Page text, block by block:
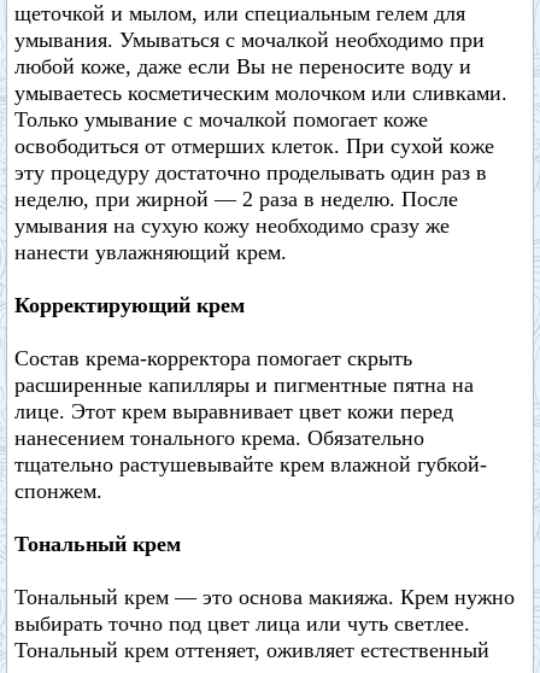
щеточкой и мылом, или специальным гелем для
умывания. Умываться с мочалкой необходимо при
любой коже, даже если Вы не переносите воду и
умываетесь косметическим молочком или сливками.
Только умывание с мочалкой помогает коже
освободиться от отмерших клеток. При сухой коже
эту процедуру достаточно проделывать один раз в
неделю, при жирной — 2 раза в неделю. После
умывания на сухую кожу необходимо сразу же
нанести увлажняющий крем.
Корректирующий крем
Состав крема-корректора помогает скрыть
расширенные капилляры и пигментные пятна на
лице. Этот крем выравнивает цвет кожи перед
нанесением тонального крема. Обязательно
тщательно растушевывайте крем влажной губкой-
спонжем.
Тональный крем
Тональный крем — это основа макияжа. Крем нужно
выбирать точно под цвет лица или чуть светлее.
Тональный крем оттеняет, оживляет естественный